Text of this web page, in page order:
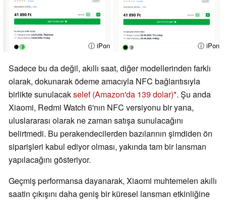
ⓘ iPon ⓘ iPon
Sadece bu da değil, akıllı saat, diğer modellerinden farklı
olarak, dokunarak ödeme amacıyla NFC bağlantısıyla
birlikte sunulacakselef (Amazon'da 139 dolar) . Şu anda
Xiaomi, Redmi Watch 6'nın NFC versiyonu bir yana,
uluslararası olarak ne zaman satışa sunulacağını
belirtmedi. Bu perakendecilerden bazılarının şimdiden ön
siparişleri kabul ediyor olması, yakında tam bir lansman
yapılacağını gösteriyor.
Geçmiş performansa dayanarak, Xiaomi muhtemelen akıllı
saatin çıkışını daha geniş bir küresel lansman etkinliğine